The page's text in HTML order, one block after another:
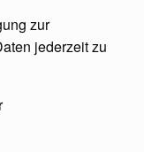
zur
jederzeit zu